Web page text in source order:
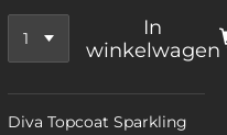
In
winkelwagen
Diva Topcoat Sparkling